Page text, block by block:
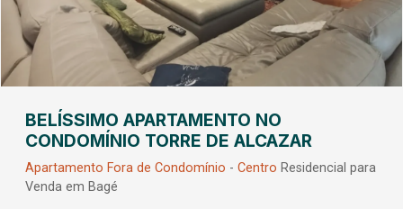
BELÍSSIMO APARTAMENTO NO
CONDOMÍNIO TORRE DE ALCAZAR
Apartamento Fora de Condomínio - Centro Residencial para
Venda em Bagé